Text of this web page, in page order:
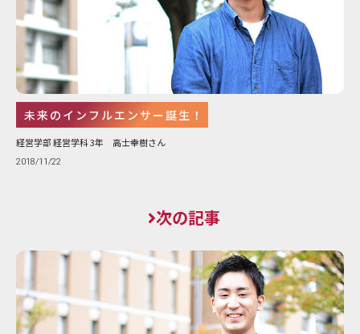
未来のインフルエンサー誕生！
経営学部 経営学科 3年 高士幸樹さん
2018/11/22
次の記事